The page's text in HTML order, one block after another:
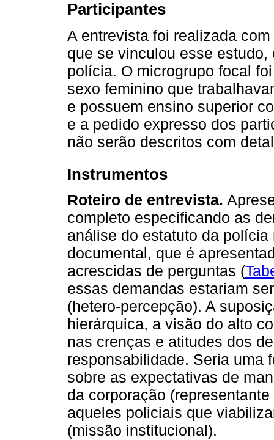
Participantes
A entrevista foi realizada
que se vinculou esse
polícia. O microgrupo focal
sexo feminino que
e possuem ensino superior
e a pedido expresso dos
não serão descritos com
Instrumentos
Roteiro de entrevista.
completo especificando as
análise do estatuto da
documental, que é
acrescidas de perguntas (
essas demandas estariam
(hetero-percepção). A
hierárquica, a visão do alto
nas crenças e atitudes dos
responsabilidade. Seria uma
sobre as expectativas de
da corporação
aqueles policiais que
(missão institucional).